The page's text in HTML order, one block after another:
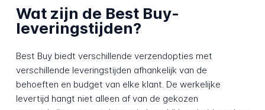
Wat zijn de Best Buy-
leveringstijden?
Best Buy biedt verschillende verzendopties met
verschillende leveringstijden afhankelijk van de
behoeften en budget van elke klant. De werkelijke
levertijd hangt niet alleen af van de gekozen